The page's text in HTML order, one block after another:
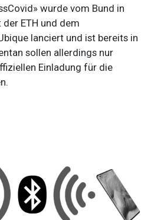
wurde vom Bund in
ETH und dem
lanciert und ist bereits in
sollen allerdings nur
Einladung für die